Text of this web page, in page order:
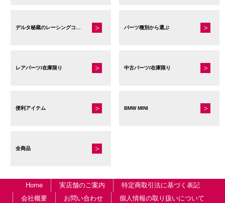
パーツ種別から選ぶ
レアパーツ/在庫限り 中古パーツ/在庫限り
便利アイテム BMW MINI
全商品
Home 実店舗のご案内
特定商取引法に基づく表記
会社概要
お問い合わせ 個人情報の取り扱いについて